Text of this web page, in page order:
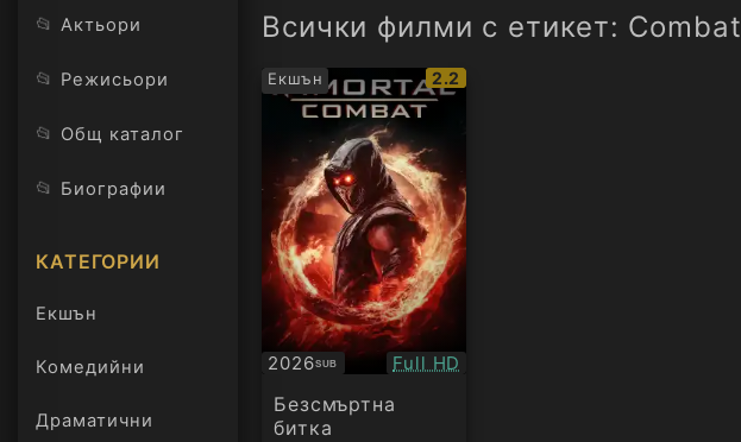
📂 Актьори
📂 Режисьори
📂 Общ каталог
📂 Биографии
КАТЕГОРИИ
Екшън
Комедийни
Драматични
Всички филми с етикет: Combat
Екшън
IMDb
рейтинг:
2.2
2026SUB
Субтитри Качество:
Full HD
Безсмъртна
битка